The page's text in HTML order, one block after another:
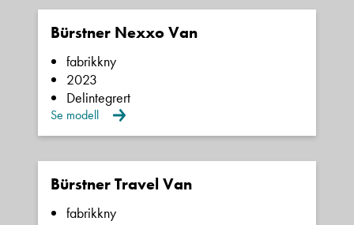
Bürstner Nexxo Van
fabrikkny
2023
Delintegrert
Se modell
Bürstner Travel Van
fabrikkny